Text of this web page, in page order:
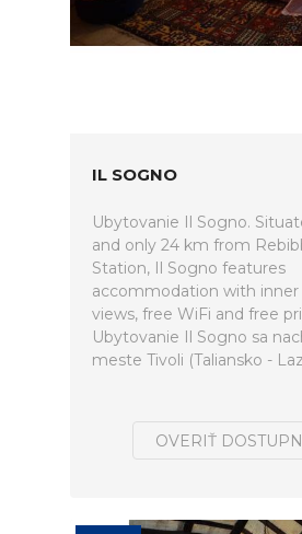
IL SOGNO
Ubytovanie Il Sogno.
and only 24 km from
Station, Il Sogno features
accommodation with inner
views, free WiFi and free
Ubytovanie Il Sogno sa
meste Tivoli (Taliansko -
OVERIŤ